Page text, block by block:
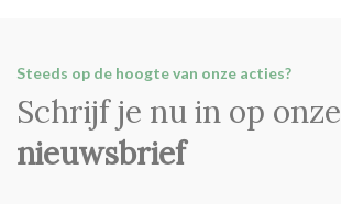
Steeds op de hoogte van onze acties?
Schrijf je nu in op onze
nieuwsbrief